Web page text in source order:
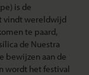
is de
vindt wereldwijd
te paard,
de Nuestra
bewijzen aan de
wordt het festival